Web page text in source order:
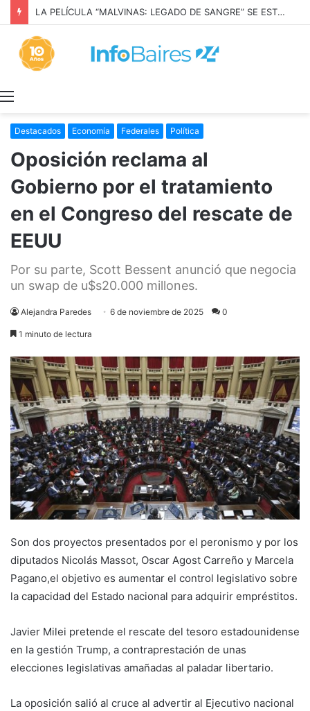
LA PELÍCULA “MALVINAS: LEGADO DE SANGRE” SE ESTRENARÁ EN PRIME VIDEO
Destacados Economía Federales Política
Oposición reclama al
Gobierno por el tratamiento
en el Congreso del rescate de
EEUU
Por su parte, Scott Bessent anunció que negocia
un swap de u$s20.000 millones.
Alejandra Paredes 6 de noviembre de 2025 0
1 minuto de lectura
Son dos proyectos presentados por el peronismo y por los
diputados Nicolás Massot, Oscar Agost Carreño y Marcela
Pagano,el objetivo es aumentar el control legislativo sobre
la capacidad del Estado nacional para adquirir empréstitos.
Javier Milei pretende el rescate del tesoro estadounidense
en la gestión Trump, a contraprestación de unas
elecciones legislativas amañadas al paladar libertario.
La oposición salió al cruce al advertir al Ejecutivo nacional